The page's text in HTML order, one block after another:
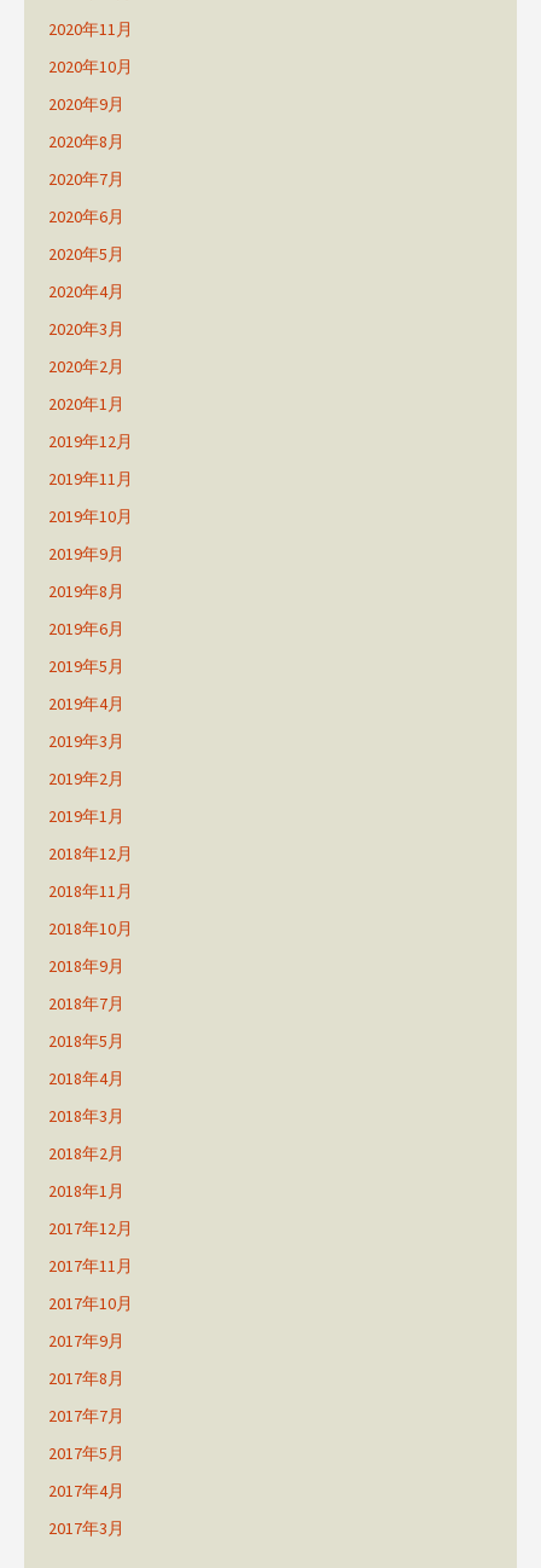
2020年11月
2020年10月
2020年9月
2020年8月
2020年7月
2020年6月
2020年5月
2020年4月
2020年3月
2020年2月
2020年1月
2019年12月
2019年11月
2019年10月
2019年9月
2019年8月
2019年6月
2019年5月
2019年4月
2019年3月
2019年2月
2019年1月
2018年12月
2018年11月
2018年10月
2018年9月
2018年7月
2018年5月
2018年4月
2018年3月
2018年2月
2018年1月
2017年12月
2017年11月
2017年10月
2017年9月
2017年8月
2017年7月
2017年5月
2017年4月
2017年3月